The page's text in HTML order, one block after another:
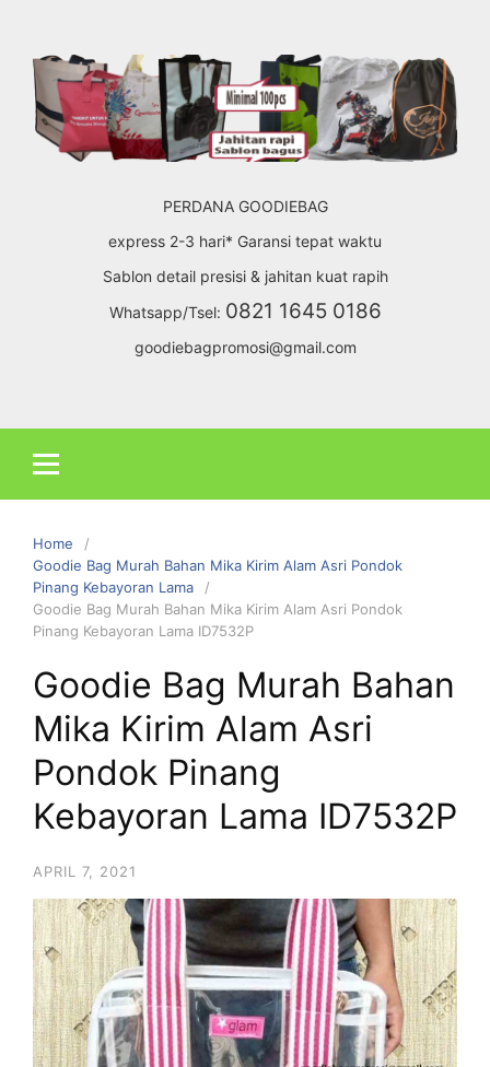
content
PERDANA GOODIEBAG
express 2-3 hari* Garansi tepat waktu
Sablon detail presisi & jahitan kuat rapih
Whatsapp/Tsel: 0821 1645 0186
goodiebagpromosi@gmail.com
Home
Goodie Bag Murah Bahan Mika Kirim Alam Asri Pondok
Pinang Kebayoran Lama
Goodie Bag Murah Bahan Mika Kirim Alam Asri Pondok
Pinang Kebayoran Lama ID7532P
Goodie Bag Murah Bahan
Mika Kirim Alam Asri
Pondok Pinang
Kebayoran Lama ID7532P
APRIL 7, 2021